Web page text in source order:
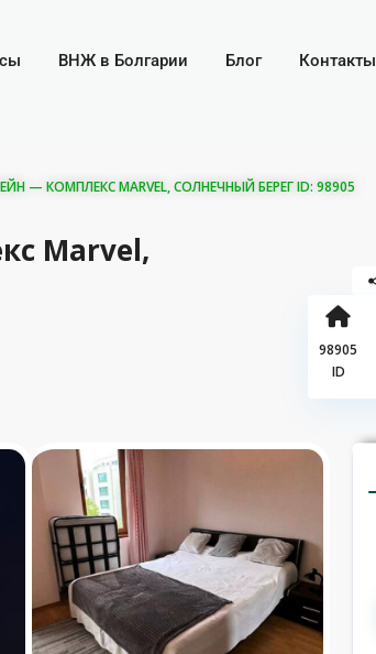
ВНЖ в Болгарии Блог Контакты
— КОМПЛЕКС MARVEL, СОЛНЕЧНЫЙ БЕРЕГ ID: 98905
Marvel,
98905
ID